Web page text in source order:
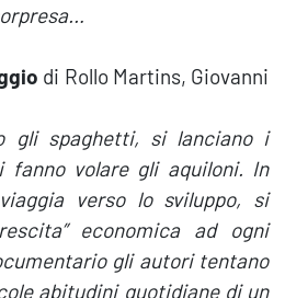
di Rollo Martins, Giovanni
gli spaghetti, si lanciano i
fanno volare gli aquiloni. In
verso lo sviluppo, si
economica ad ogni
gli autori tentano
abitudini quotidiane di un